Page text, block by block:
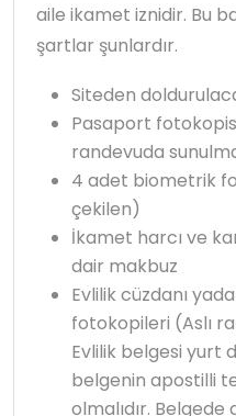
aile ikamet iznidir. Bu
şartlar şunlardır.
Siteden
Pasaport
randevuda
4 adet biometrik
çekilen)
İkamet harcı ve
dair makbuz
Evlilik cüzdanı
fotokopileri (Aslı
Evlilik belgesi yurt
belgenin apostilli
olmalıdır.